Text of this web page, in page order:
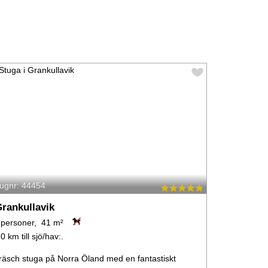
44454
41 m²
km till sjö/hav:.
stuga på Norra Öland med en fantastiskt